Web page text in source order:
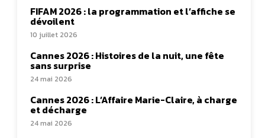
FIFAM 2026 : la programmation et l’affiche se
dévoilent
10 juillet 2026
Cannes 2026 : Histoires de la nuit, une fête
sans surprise
24 mai 2026
Cannes 2026 : L’Affaire Marie-Claire, à charge
et décharge
24 mai 2026